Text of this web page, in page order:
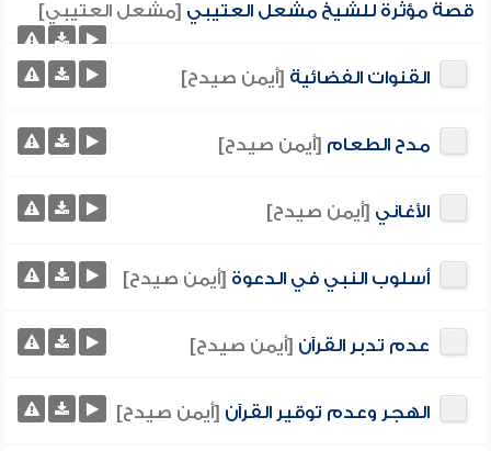
قصة مؤثرة للشيخ مشعل العتيبي [مشعل العتيبي]
القنوات الفضائية [أيمن صيدح]
مدح الطعام [أيمن صيدح]
الأغاني [أيمن صيدح]
أسلوب النبي في الدعوة [أيمن صيدح]
عدم تدبر القرآن [أيمن صيدح]
الهجر وعدم توقير القرآن [أيمن صيدح]